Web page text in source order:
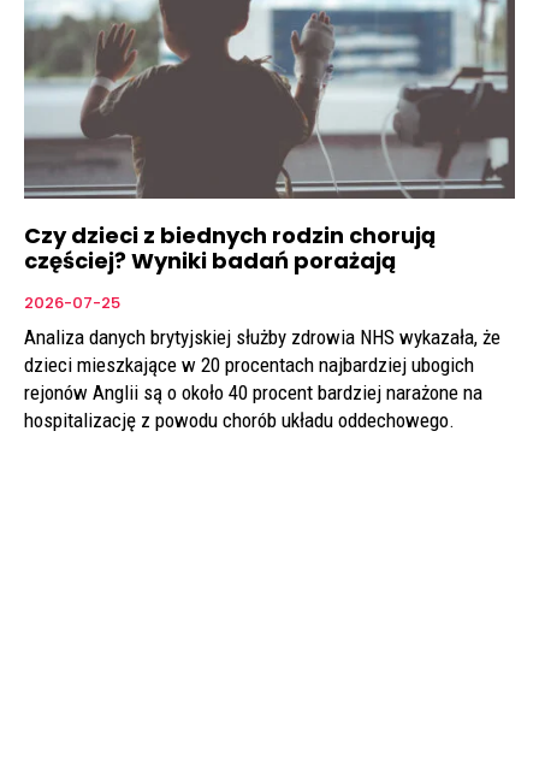
Czy dzieci z biednych rodzin chorują
częściej? Wyniki badań porażają
2026-07-25
Analiza danych brytyjskiej służby zdrowia NHS wykazała, że
dzieci mieszkające w 20 procentach najbardziej ubogich
rejonów Anglii są o około 40 procent bardziej narażone na
hospitalizację z powodu chorób układu oddechowego.